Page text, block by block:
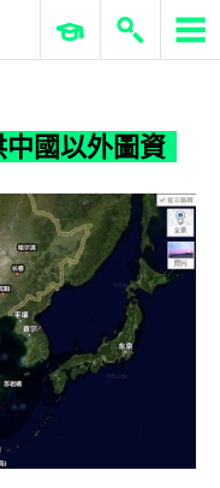
中國以外圖資
ERP 與商業 AI
國以外圖資